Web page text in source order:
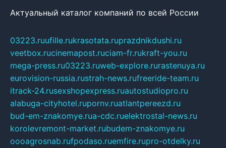
Актуальный каталог компаний по всей России
03223.ruufille.rukrasotata.ruprazdnikdushi.ru
veetbox.rucinemapost.ruciam-fr.rukraft-you.ru
mega-press.ru03223.ruweb-explore.rurastenuya.ru
eurovision-russia.rustrah-news.rufreeride-team.ru
itrack-24.rusexshopexpress.ruautostudiopro.ru
alabuga-cityhotel.rupornv.ruatlantpereezd.ru
bud-em-znakomye.rua-cdc.ruelektrostal-news.ru
korolevremont-market.rubudem-znakomye.ru
oooagrosnab.rufpodaso.ruemfire.rupro-otdelky.ru